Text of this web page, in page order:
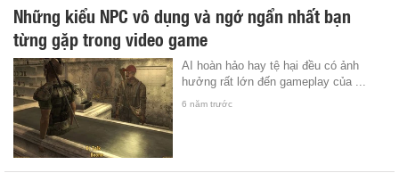
Những kiểu NPC vô dụng và ngớ ngẩn nhất bạn
từng gặp trong video game
AI hoàn hảo hay tệ hại đều có ảnh
hưởng rất lớn đến gameplay của ...
6 năm trước